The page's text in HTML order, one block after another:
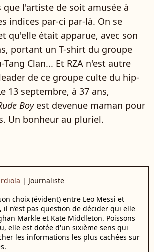
que l'artiste de soit amusée à
indices par-ci par-là. On se
qu'elle était apparue, avec son
portant un T-shirt du groupe
Clan... Et RZA n'est autre
de ce groupe culte du hip-
13 septembre, à 37 ans,
Boyest devenue maman pour
Un bonheur au pluriel.
| Journaliste
choix (évident) entre Leo Messi et
il n’est pas question de décider qui elle
Markle et Kate Middleton. Poissons
elle est dotée d'un sixième sens qui
les informations les plus cachées sur